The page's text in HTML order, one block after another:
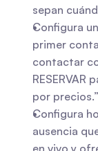
sepan
Configura
primer
contactar
RESERVAR
por precios.”
Configura
ausencia
en vivo y